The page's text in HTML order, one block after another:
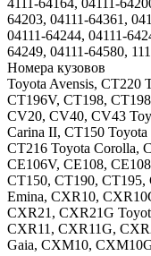
64203, 04111-64361,
04111-64244, 04111-
64249, 04111-64580,
Номера кузовов
Toyota Avensis, CT220
CT196V, CT198,
CV20, CV40, CV43
Carina II, CT150
CT216 Toyota Corolla,
CE106V, CE108,
CT150, CT190, CT195,
Emina, CXR10,
CXR21, CXR21G
CXR11, CXR11G,
Gaia, CXM10,